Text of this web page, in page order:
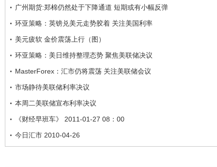
广州期货:郑棉仍然处于下降通道 短期或有小幅反弹
环亚策略：英镑兑美元走势胶着 关注美国利率
美元疲软 金价震荡上行（图）
环亚策略：美日维持整理态势 聚焦美联储决议
MasterForex：汇市仍将震荡 关注美联储会议
市场静待美联储利率决议
本周二美联储宣布利率决议
《财经早班车》 2011-01-27 08：00
今日汇市 2010-04-26